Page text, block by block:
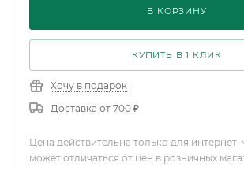
В КОРЗИНУ
КУПИТЬ В 1 КЛИК
Хочу в подарок
Доставка от 700 ₽
Цена действительна только для интернет-
может отличаться от цен в розничных